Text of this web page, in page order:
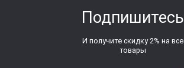
Подпишитесь
И получите скидку 2% на все
товары